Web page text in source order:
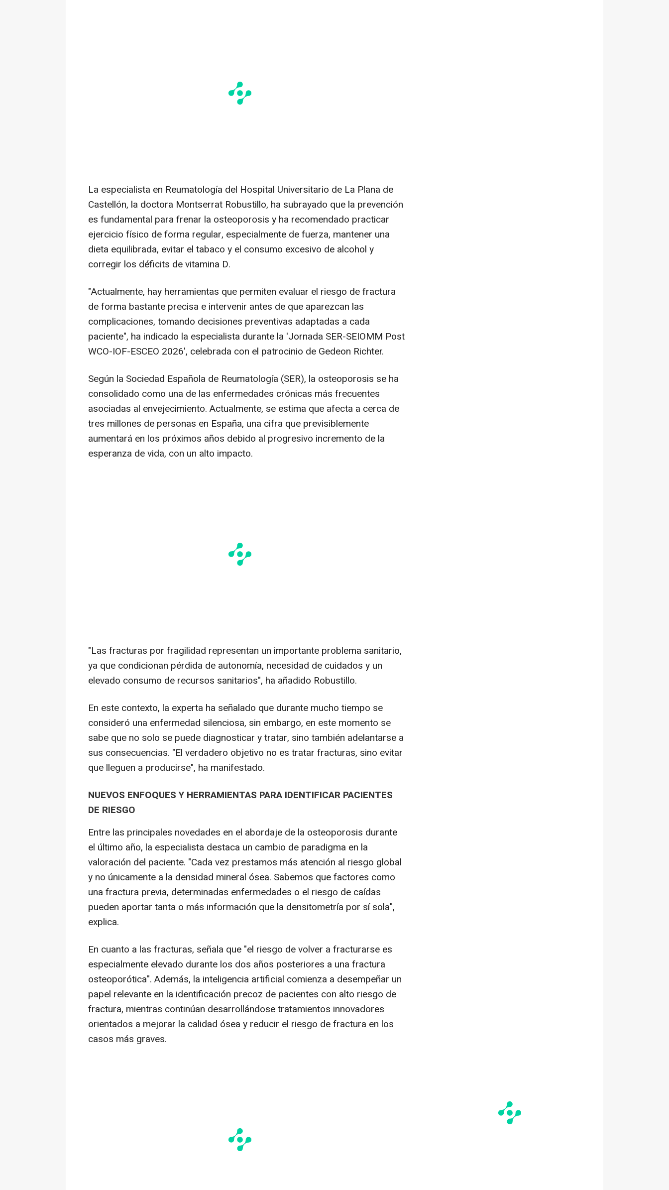
La especialista en Reumatología del Hospital Universitario de La Plana de
Castellón, la doctora Montserrat Robustillo, ha subrayado que la prevención
es fundamental para frenar la osteoporosis y ha recomendado practicar
ejercicio físico de forma regular, especialmente de fuerza, mantener una
dieta equilibrada, evitar el tabaco y el consumo excesivo de alcohol y
corregir los déficits de vitamina D.
"Actualmente, hay herramientas que permiten evaluar el riesgo de fractura
de forma bastante precisa e intervenir antes de que aparezcan las
complicaciones, tomando decisiones preventivas adaptadas a cada
paciente", ha indicado la especialista durante la 'Jornada SER-SEIOMM Post
WCO-IOF-ESCEO 2026', celebrada con el patrocinio de Gedeon Richter.
Según la Sociedad Española de Reumatología (SER), la osteoporosis se ha
consolidado como una de las enfermedades crónicas más frecuentes
asociadas al envejecimiento. Actualmente, se estima que afecta a cerca de
tres millones de personas en España, una cifra que previsiblemente
aumentará en los próximos años debido al progresivo incremento de la
esperanza de vida, con un alto impacto.
"Las fracturas por fragilidad representan un importante problema sanitario,
ya que condicionan pérdida de autonomía, necesidad de cuidados y un
elevado consumo de recursos sanitarios", ha añadido Robustillo.
En este contexto, la experta ha señalado que durante mucho tiempo se
consideró una enfermedad silenciosa, sin embargo, en este momento se
sabe que no solo se puede diagnosticar y tratar, sino también adelantarse a
sus consecuencias. "El verdadero objetivo no es tratar fracturas, sino evitar
que lleguen a producirse", ha manifestado.
NUEVOS ENFOQUES Y HERRAMIENTAS PARA IDENTIFICAR PACIENTES
DE RIESGO
Entre las principales novedades en el abordaje de la osteoporosis durante
el último año, la especialista destaca un cambio de paradigma en la
valoración del paciente. "Cada vez prestamos más atención al riesgo global
y no únicamente a la densidad mineral ósea. Sabemos que factores como
una fractura previa, determinadas enfermedades o el riesgo de caídas
pueden aportar tanta o más información que la densitometría por sí sola",
explica.
En cuanto a las fracturas, señala que "el riesgo de volver a fracturarse es
especialmente elevado durante los dos años posteriores a una fractura
osteoporótica". Además, la inteligencia artificial comienza a desempeñar un
papel relevante en la identificación precoz de pacientes con alto riesgo de
fractura, mientras continúan desarrollándose tratamientos innovadores
orientados a mejorar la calidad ósea y reducir el riesgo de fractura en los
casos más graves.